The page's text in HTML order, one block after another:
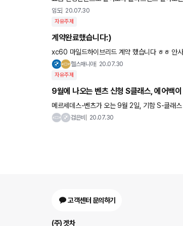
품은 옵틱w 입니다
임도 20.07.30
자유주제
계약완료했습니다:)
xc60 마일드하이브리드 계약 했습니다 ㅎㅎ 안사람 결제득 후 오늘 아침 대기계약 걸었네요:) 딜러분께서 20년도
에는 플러그인하이브리드부터 출시예정이라 내년
헬스매니아 20.07.30
자유주제
9월에 나오는 벤츠 신형 S클래스, 에어백
메르세데스-벤츠가 오는 9월 2일, 기함 S-클래
약 7년 만의 풀 모델 체인지다. 정식 공개를 앞두
검은비 20.07.30
고객센터 문의하기
(주) 겟차